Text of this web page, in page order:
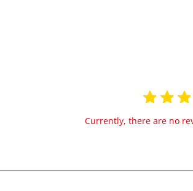
Currently, there are no